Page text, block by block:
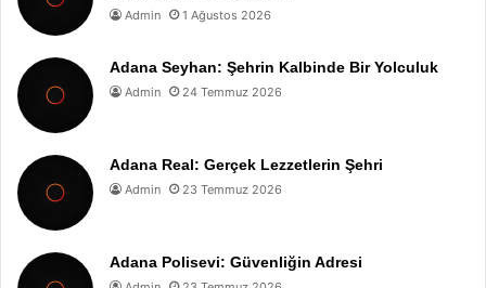
Admin 1 Ağustos 2026
Adana Seyhan: Şehrin Kalbinde Bir Yolculuk
Admin 24 Temmuz 2026
Adana Real: Gerçek Lezzetlerin Şehri
Admin 23 Temmuz 2026
Adana Polisevi: Güvenliğin Adresi